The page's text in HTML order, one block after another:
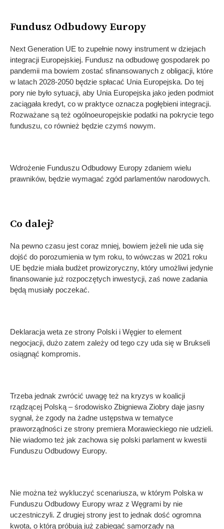
Fundusz Odbudowy Europy
Next Generation UE to zupełnie nowy instrument w dziejach
integracji Europejskiej. Fundusz na odbudowę gospodarek po
pandemii ma bowiem zostać sfinansowanych z obligacji, które
w latach 2028-2050 będzie spłacać Unia Europejska. Do tej
pory nie było sytuacji, aby Unia Europejska jako jeden podmiot
zaciągała kredyt, co w praktyce oznacza pogłębieni integracji.
Rozważane są też ogólnoeuropejskie podatki na pokrycie tego
funduszu, co również będzie czymś nowym.
Wdrożenie Funduszu Odbudowy Europy zdaniem wielu
prawników, będzie wymagać zgód parlamentów narodowych.
Co dalej?
Na pewno czasu jest coraz mniej, bowiem jeżeli nie uda się
dojść do porozumienia w tym roku, to wówczas w 2021 roku
UE będzie miała budżet prowizoryczny, który umożliwi jedynie
finansowanie już rozpoczętych inwestycji, zaś nowe zadania
będą musiały poczekać.
Deklaracja weta ze strony Polski i Węgier to element
negocjacji, dużo zatem zależy od tego czy uda się w Brukseli
osiągnąć kompromis.
Trzeba jednak zwrócić uwagę też na kryzys w koalicji
rządzącej Polską – środowisko Zbigniewa Ziobry daje jasny
sygnał, że zgody na żadne ustępstwa w tematyce
praworządności ze strony premiera Morawieckiego nie udzieli.
Nie wiadomo też jak zachowa się polski parlament w kwestii
Funduszu Odbudowy Europy.
Nie można też wykluczyć scenariusza, w którym Polska w
Funduszu Odbudowy Europy wraz z Węgrami by nie
uczestniczyli. Z drugiej strony jest to jednak dość ogromna
kwota, o którą próbują już zabiegać samorządy na